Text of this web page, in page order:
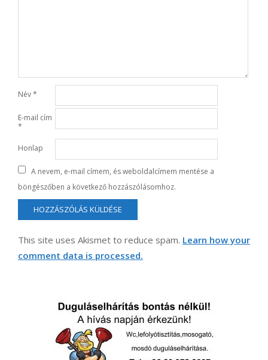
Név*
E-mail cím
*
Honlap
A nevem, e-mail címem, és weboldalcímem mentése a
böngészőben a következő hozzászólásomhoz.
This site uses Akismet to reduce spam. Learn how your
comment data is processed.